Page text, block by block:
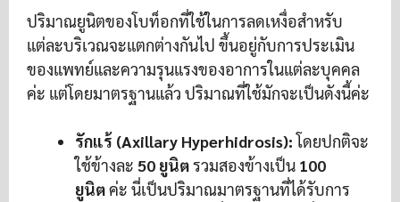
ปริมาณยูนิตของโบท็อกที่ใช้ในการลดเหงื่อสำหรับ
แต่ละบริเวณจะแตกต่างกันไป ขึ้นอยู่กับการประเมิน
ของแพทย์และความรุนแรงของอาการในแต่ละบุคคล
ค่ะ แต่โดยมาตรฐานแล้ว ปริมาณที่ใช้มักจะเป็นดังนี้ค่ะ
รักแร้ (Axillary Hyperhidrosis):โดยปกติจะ
ใช้ข้างละ 50 ยูนิตรวมสองข้างเป็น 100
ยูนิตค่ะ นี่เป็นปริมาณมาตรฐานที่ได้รับการ